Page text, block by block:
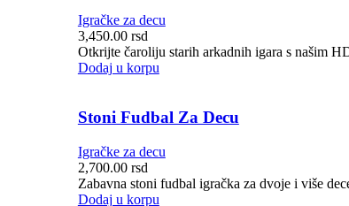
Igračke za decu
3,450.00 rsd
Otkrijte čaroliju starih arkadnih igara s našim
Dodaj u korpu
Stoni Fudbal Za Decu
Igračke za decu
2,700.00 rsd
Zabavna stoni fudbal igračka za dvoje i više
Dodaj u korpu